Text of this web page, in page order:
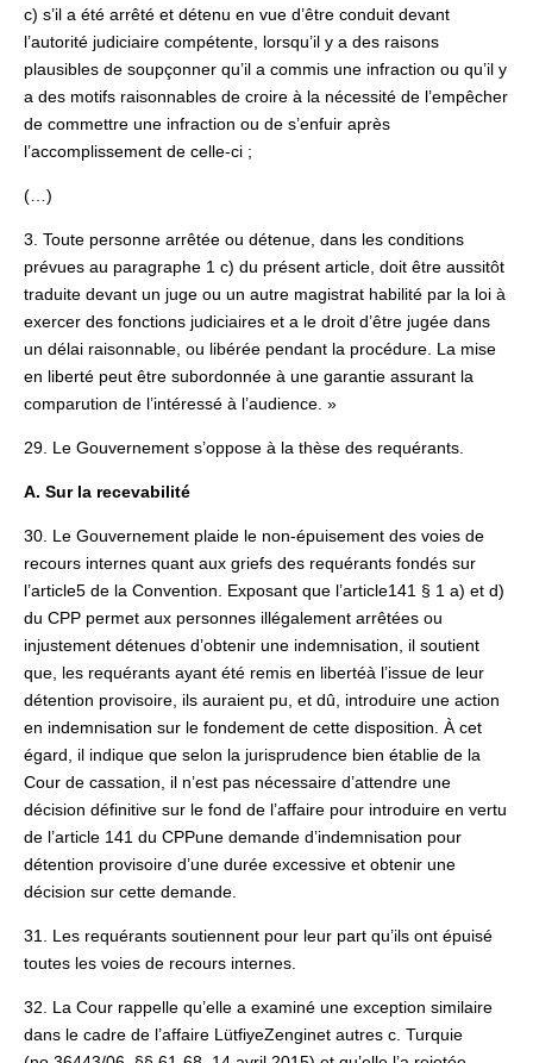
c) s’il a été arrêté et détenu en vue d’être conduit devant
l’autorité judiciaire compétente, lorsqu’il y a des raisons
plausibles de soupçonner qu’il a commis une infraction ou qu’il y
a des motifs raisonnables de croire à la nécessité de l’empêcher
de commettre une infraction ou de s’enfuir après
l’accomplissement de celle-ci ;
(…)
3. Toute personne arrêtée ou détenue, dans les conditions
prévues au paragraphe 1 c) du présent article, doit être aussitôt
traduite devant un juge ou un autre magistrat habilité par la loi à
exercer des fonctions judiciaires et a le droit d’être jugée dans
un délai raisonnable, ou libérée pendant la procédure. La mise
en liberté peut être subordonnée à une garantie assurant la
comparution de l’intéressé à l’audience. »
29. Le Gouvernement s’oppose à la thèse des requérants.
A. Sur la recevabilité
30. Le Gouvernement plaide le non-épuisement des voies de
recours internes quant aux griefs des requérants fondés sur
l’article5 de la Convention. Exposant que l’article141 § 1 a) et d)
du CPP permet aux personnes illégalement arrêtées ou
injustement détenues d’obtenir une indemnisation, il soutient
que, les requérants ayant été remis en libertéà l’issue de leur
détention provisoire, ils auraient pu, et dû, introduire une action
en indemnisation sur le fondement de cette disposition. À cet
égard, il indique que selon la jurisprudence bien établie de la
Cour de cassation, il n’est pas nécessaire d’attendre une
décision définitive sur le fond de l’affaire pour introduire en vertu
de l’article 141 du CPPune demande d’indemnisation pour
détention provisoire d’une durée excessive et obtenir une
décision sur cette demande.
31. Les requérants soutiennent pour leur part qu’ils ont épuisé
toutes les voies de recours internes.
32. La Cour rappelle qu’elle a examiné une exception similaire
dans le cadre de l’affaire LütfiyeZenginet autres c. Turquie